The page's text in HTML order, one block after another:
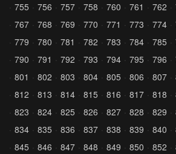
755
756 757 758 760 761 762
767
768 769 770 771 773 774
779
780 781 782 783 784 785
790
791 792 793 794 795 796
801
802 803 804 805 806 807
812
813 814 815 816 817 818
823
824 825 826 827 828 829
834
835 836 837 838 839 840
845
846 847 848 849 850 852